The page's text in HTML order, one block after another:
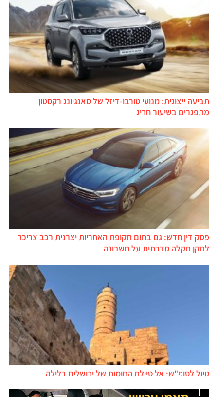
תביעה ייצוגית: מנועי טורבו-דיזל של סאנגיונג רקסטון
מתפגרים בשיעור חריג
פסק דין חדש: גם בתום תקופת האחריות יצרנית רכב צריכה
לתקן תקלה סדרתית על חשבונה
טיול לסופ"ש: אל טיילת החומות של ירושלים בלילה